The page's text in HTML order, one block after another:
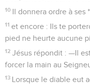
10 Il donnera ordre à ses
11 et encore : Ils te
pied ne heurte aucune
12 Jésus répondit : —Il
forcer la main au
13 Lorsque le diable eut